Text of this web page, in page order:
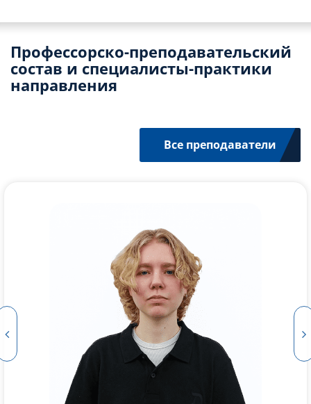
Профессорско-преподавательский
состав и специалисты-практики
направления
Все преподаватели